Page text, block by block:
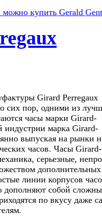
купить Gerald
Girard Perregaux
сих пор, одними из
часы марки Girard-
индустрии марка Girard-
выпуская на рынки
часов. Часы Girard-
серьезные,
дополнительных
линии корпусов
дополняют собой
по вкусу даже